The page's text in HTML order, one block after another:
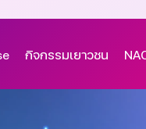
กิจกรรมเยาวชน